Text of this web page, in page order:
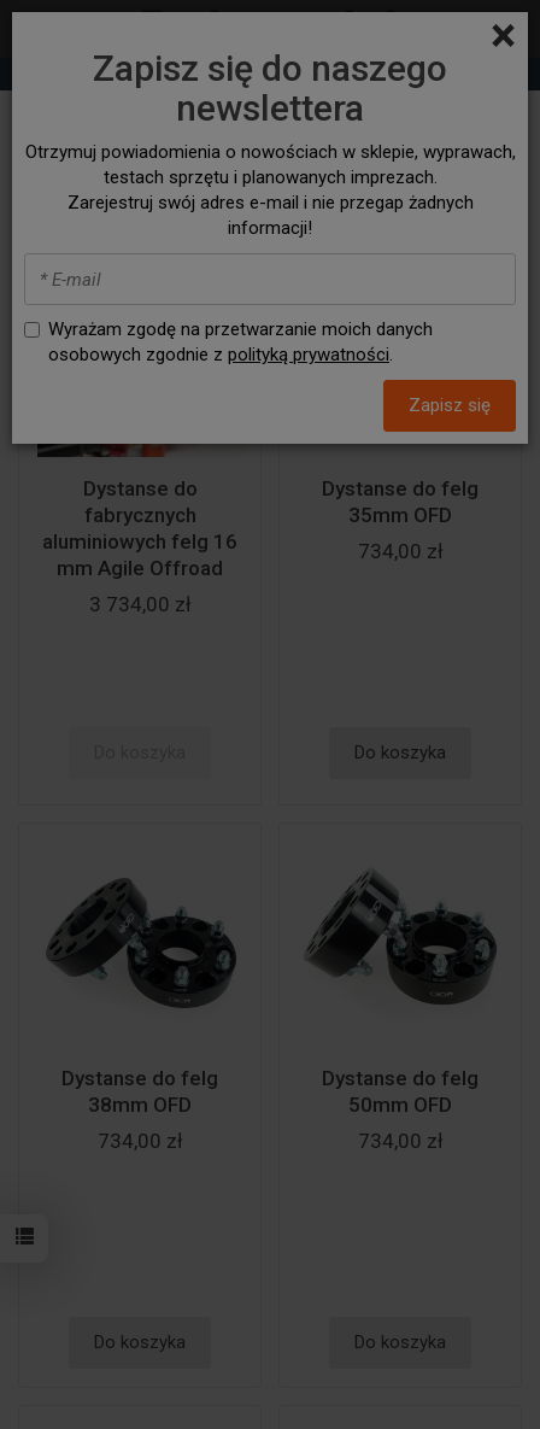
×
Zapisz się do naszego
newslettera
Otrzymuj powiadomienia o nowościach w sklepie, wyprawach,
testach sprzętu i planowanych imprezach.
Zarejestruj swój adres e-mail i nie przegap żadnych
informacji!
Wyrażam zgodę na przetwarzanie moich danych
osobowych zgodnie z polityką prywatności.
Zapisz się
+48 530 932 305 sklep@bezasfaltu4x4.com
Dystanse do
fabrycznych
aluminiowych felg 16
mm Agile Offroad
3 734,00 zł
Dystanse do felg
35mm OFD
734,00 zł
Do koszyka
Dystanse do felg
38mm OFD
734,00 zł
Do koszyka
Dystanse do felg
50mm OFD
734,00 zł
Do koszyka